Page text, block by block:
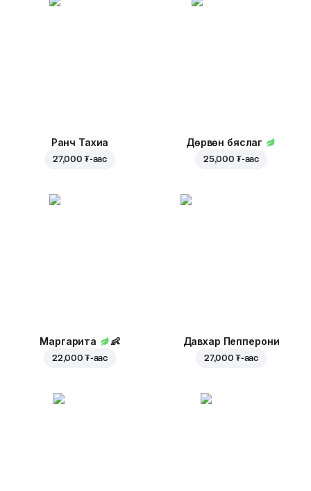
Ранч Тахиа
27,000 ₮-аас
Дөрвөн бяслаг
25,000 ₮-аас
Маргарита 👶
22,000 ₮-аас
Давхар Пепперони
27,000 ₮-аас